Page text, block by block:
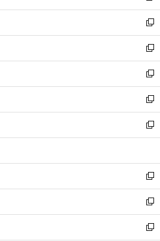
開
く
ウ
で
開
く
ン
ド
ウ
で
開
く
ウ
ィ
ン
ド
ウ
で
開
く
し
い
ウ
ィ
ン
ド
ウ
で
開
く
新
し
い
ウ
ィ
ン
ド
ウ
で
開
新
し
い
ウ
ィ
ン
ド
ウ
開
く
新
し
い
ウ
ィ
ン
ウ
で
開
く
新
し
い
ウ
ン
ド
ウ
で
開
く
新
し
ウ
ィ
ン
ド
ウ
で
新
し
い
ウ
ィ
新
し
い
新